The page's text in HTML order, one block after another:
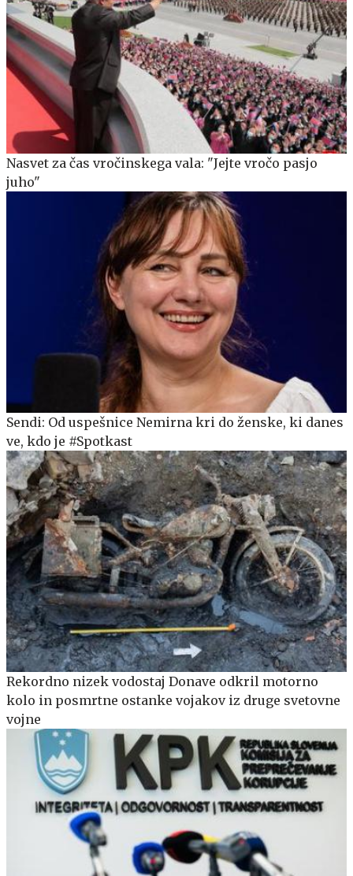
Nasvet za čas vročinskega vala: "Jejte vročo pasjo
juho"
Sendi: Od uspešnice Nemirna kri do ženske, ki danes
ve, kdo je #Spotkast
Rekordno nizek vodostaj Donave odkril motorno
kolo in posmrtne ostanke vojakov iz druge svetovne
vojne